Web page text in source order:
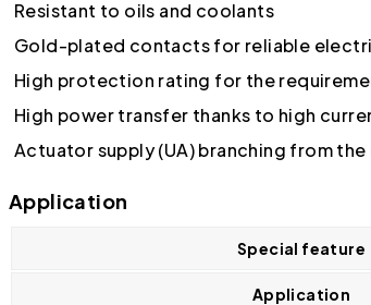
Resistant to oils and coolants
Gold-plated contacts for reliable
High protection rating for the
High power transfer thanks to high
Actuator supply (UA) branching from
Application
Special feature
Application